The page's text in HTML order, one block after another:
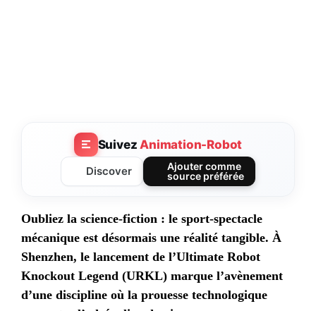
Suivez Animation-Robot
Discover
Ajouter comme
source préférée
Oubliez la science-fiction : le sport-spectacle
mécanique est désormais une réalité tangible. À
Shenzhen, le lancement de l’Ultimate Robot
Knockout Legend (URKL) marque l’avènement
d’une discipline où la prouesse technologique